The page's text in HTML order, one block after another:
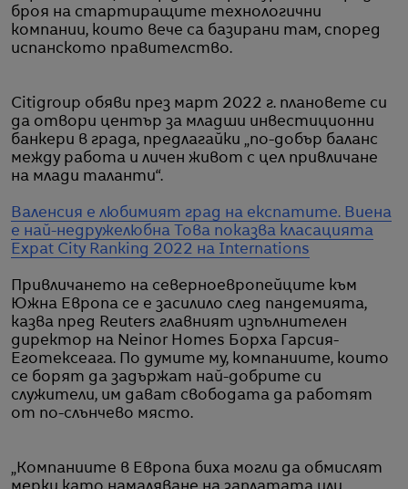
броя на стартиращите технологични
компании, които вече са базирани там, според
испанското правителство.
Citigroup обяви през март 2022 г. плановете си
да отвори център за младши инвестиционни
банкери в града, предлагайки „по-добър баланс
между работа и личен живот с цел привличане
на млади таланти“.
Валенсия е любимият град на експатите. Виена
е най-недружелюбна
Това показва класацията
Expat City Ranking 2022 на Internations
Привличането на северноевропейците към
Южна Европа се е засилило след пандемията,
казва пред Reuters главният изпълнителен
директор на Neinor Homes Борха Гарсия-
Еготексеага. По думите му, компаниите, които
се борят да задържат най-добрите си
служители, им дават свободата да работят
от по-слънчево място.
„Компаниите в Европа биха могли да обмислят